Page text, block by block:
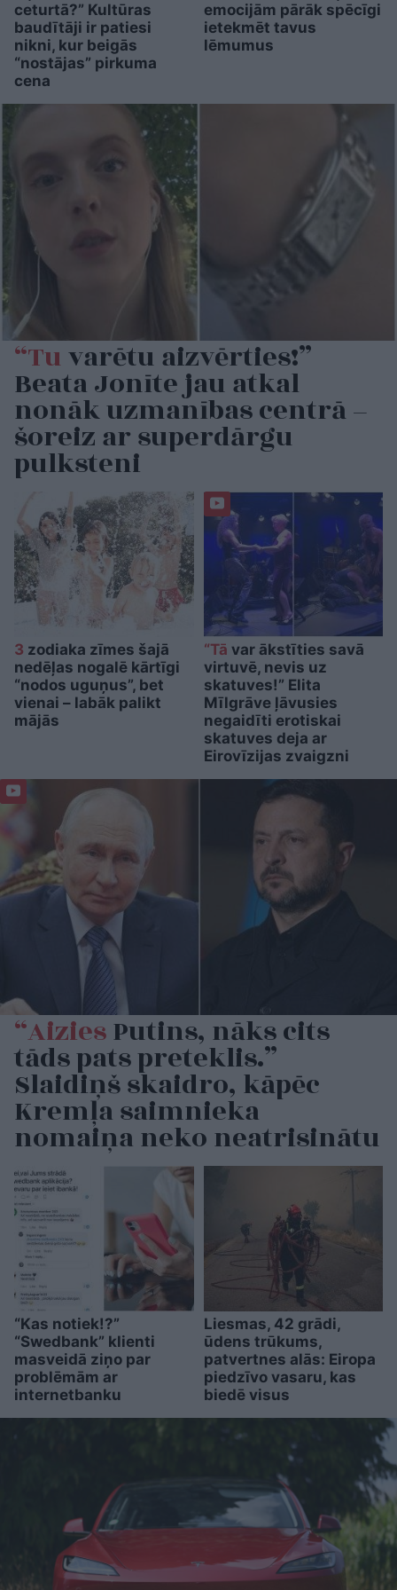
ceturtā?” Kultūras
baudītāji ir patiesi
nikni, kur beigās
“nostājas” pirkuma
cena
emocijām pārāk spēcīgi
ietekmēt tavus
lēmumus
“Tuvarētu aizvērties!”
Beata Jonīte jau atkal
nonāk uzmanības centrā –
šoreiz ar superdārgu
pulksteni
3 zodiaka zīmes šajā
nedēļas nogalē kārtīgi
“nodos uguņus”, bet
vienai – labāk palikt
mājās
“Tā var ākstīties savā
virtuvē, nevis uz
skatuves!” Elita
Mīlgrāve ļāvusies
negaidīti erotiskai
skatuves deja ar
Eirovīzijas zvaigzni
“AiziesPutins, nāks cits
tāds pats preteklis.”
Slaidiņš skaidro, kāpēc
Kremļa saimnieka
nomaiņa neko neatrisinātu
“Kas notiek!?”
“Swedbank” klienti
masveidā ziņo par
problēmām ar
internetbanku
Liesmas, 42 grādi,
ūdens trūkums,
patvertnes alās: Eiropa
piedzīvo vasaru, kas
biedē visus